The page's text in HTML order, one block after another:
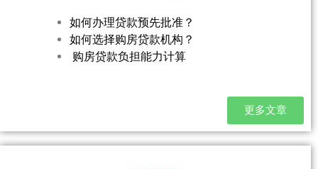
如何办理贷款预先批准？
如何选择购房贷款机构？
购房贷款负担能力计算
更多文章